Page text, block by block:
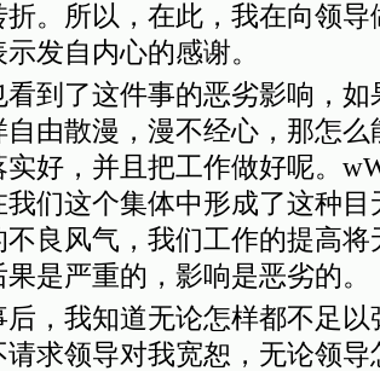
折。所以，在此，我在向领
发自内心的感谢。
看到了这件事的恶劣影响，
自由散漫，漫不经心，那怎
实好，并且把工作做好呢。
我们这个集体中形成了这种
不良风气，我们工作的提高
是严重的，影响是恶劣的。
后，我知道无论怎样都不足
请求领导对我宽恕，无论领